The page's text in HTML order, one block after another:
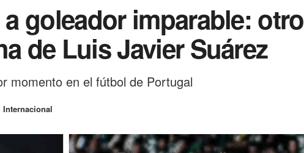
goleador imparable: otro
de Luis Javier Suárez
momento en el fútbol de Portugal
Internacional